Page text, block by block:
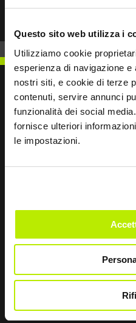
Questo sito web utilizza i
Utilizziamo cookie
esperienza di navigazione
nostri siti, e cookie di terze
contenuti, servire annunci
funzionalità dei social
fornisce ulteriori
le impostazioni.
this
Ho letto l’Informativa
ai sensi dell’art. 13